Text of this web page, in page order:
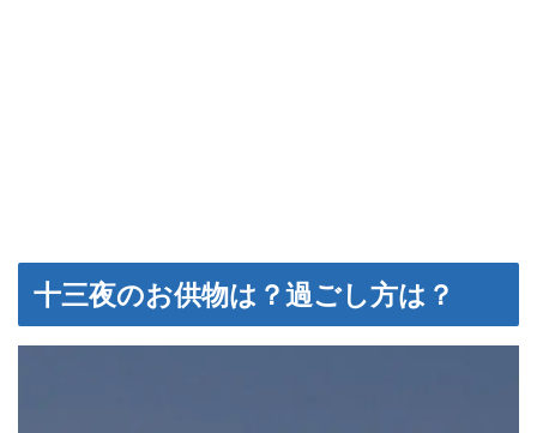
十三夜のお供物は？過ごし方は？